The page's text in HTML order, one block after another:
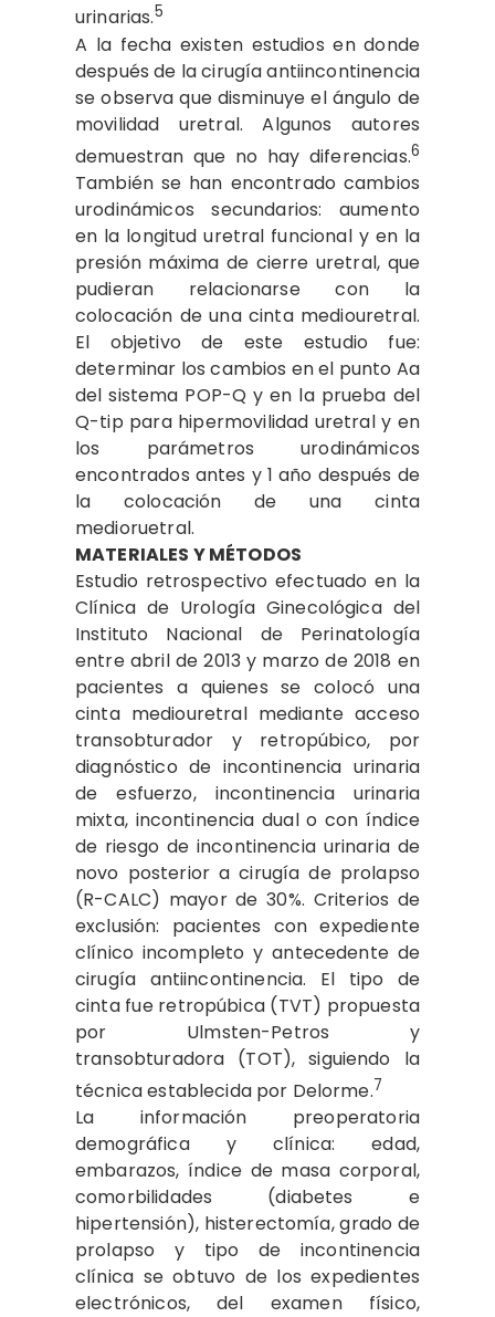
urinarias.5
A la fecha existen estudios en donde
después de la cirugía antiincontinencia
se observa que disminuye el ángulo de
movilidad uretral. Algunos autores
demuestran que no hay diferencias.6
También se han encontrado cambios
urodinámicos secundarios: aumento
en la longitud uretral funcional y en la
presión máxima de cierre uretral, que
pudieran relacionarse con la
colocación de una cinta mediouretral.
El objetivo de este estudio fue:
determinar los cambios en el punto Aa
del sistema POP-Q y en la prueba del
Q-tip para hipermovilidad uretral y en
los parámetros urodinámicos
encontrados antes y 1 año después de
la colocación de una cinta
medioruetral.
MATERIALES Y MÉTODOS
Estudio retrospectivo efectuado en la
Clínica de Urología Ginecológica del
Instituto Nacional de Perinatología
entre abril de 2013 y marzo de 2018 en
pacientes a quienes se colocó una
cinta mediouretral mediante acceso
transobturador y retropúbico, por
diagnóstico de incontinencia urinaria
de esfuerzo, incontinencia urinaria
mixta, incontinencia dual o con índice
de riesgo de incontinencia urinaria de
novo posterior a cirugía de prolapso
(R-CALC) mayor de 30%. Criterios de
exclusión: pacientes con expediente
clínico incompleto y antecedente de
cirugía antiincontinencia. El tipo de
cinta fue retropúbica (TVT) propuesta
por Ulmsten-Petros y
transobturadora (TOT), siguiendo la
técnica establecida por Delorme.7
La información preoperatoria
demográfica y clínica: edad,
embarazos, índice de masa corporal,
comorbilidades (diabetes e
hipertensión), histerectomía, grado de
prolapso y tipo de incontinencia
clínica se obtuvo de los expedientes
electrónicos, del examen físico,